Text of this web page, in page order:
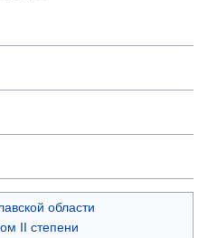
области
II степени